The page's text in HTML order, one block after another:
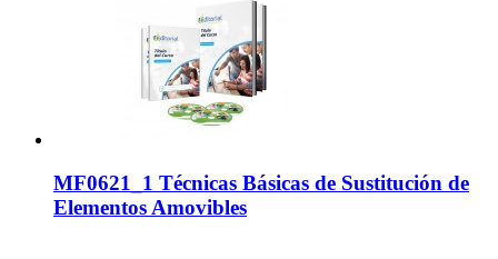
MF0621_1 Técnicas Básicas de Sustitución de
Elementos Amovibles